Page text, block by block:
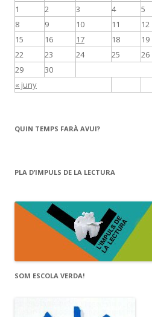
« juny
1 2 3 4 5
8
9 10 11 12
15
16 17 18 19
22
23 24 25 26
29
30
QUIN TEMPS FARÀ AVUI?
PLA D’IMPULS DE LA LECTURA
SOM ESCOLA VERDA!